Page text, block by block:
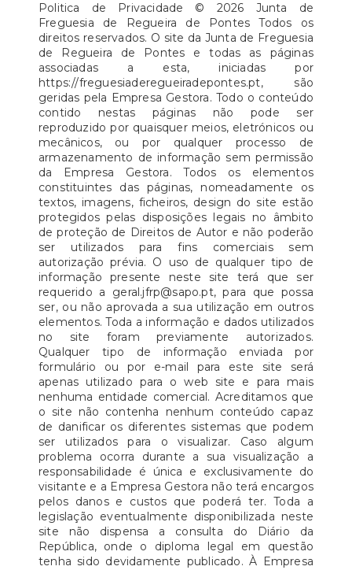
Politica de Privacidade © 2026 Junta de
Freguesia de Regueira de Pontes Todos os
direitos reservados. O site da Junta de Freguesia
de Regueira de Pontes e todas as páginas
associadas a esta, iniciadas por
https://freguesiaderegueiradepontes.pt, são
geridas pela Empresa Gestora. Todo o conteúdo
contido nestas páginas não pode ser
reproduzido por quaisquer meios, eletrónicos ou
mecânicos, ou por qualquer processo de
armazenamento de informação sem permissão
da Empresa Gestora. Todos os elementos
constituintes das páginas, nomeadamente os
textos, imagens, ficheiros, design do site estão
protegidos pelas disposições legais no âmbito
de proteção de Direitos de Autor e não poderão
ser utilizados para fins comerciais sem
autorização prévia. O uso de qualquer tipo de
informação presente neste site terá que ser
requerido a geral.jfrp@sapo.pt, para que possa
ser, ou não aprovada a sua utilização em outros
elementos. Toda a informação e dados utilizados
no site foram previamente autorizados.
Qualquer tipo de informação enviada por
formulário ou por e-mail para este site será
apenas utilizado para o web site e para mais
nenhuma entidade comercial. Acreditamos que
o site não contenha nenhum conteúdo capaz
de danificar os diferentes sistemas que podem
ser utilizados para o visualizar. Caso algum
problema ocorra durante a sua visualização a
responsabilidade é única e exclusivamente do
visitante e a Empresa Gestora não terá encargos
pelos danos e custos que poderá ter. Toda a
legislação eventualmente disponibilizada neste
site não dispensa a consulta do Diário da
República, onde o diploma legal em questão
tenha sido devidamente publicado. À Empresa